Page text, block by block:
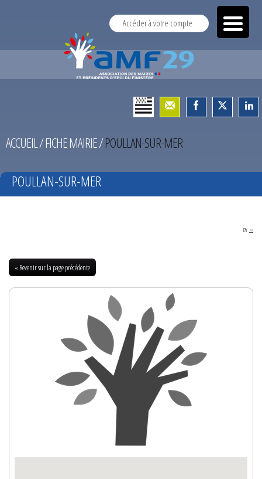
Accéder à votre compte
ACCUEIL/FICHE MAIRIE/POULLAN-SUR-MER
POULLAN-SUR-MER
PDF
« Revenir sur la page précédente